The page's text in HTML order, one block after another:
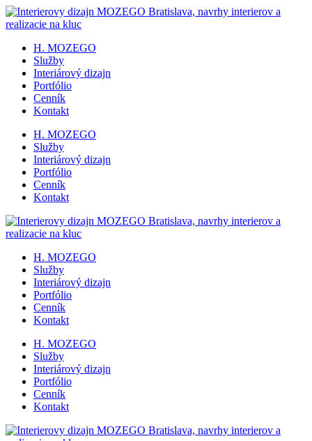
H. MOZEGO
Služby
Interiárový dizajn
Portfólio
Cenník
Kontakt
H. MOZEGO
Služby
Interiárový dizajn
Portfólio
Cenník
Kontakt
H. MOZEGO
Služby
Interiárový dizajn
Portfólio
Cenník
Kontakt
H. MOZEGO
Služby
Interiárový dizajn
Portfólio
Cenník
Kontakt